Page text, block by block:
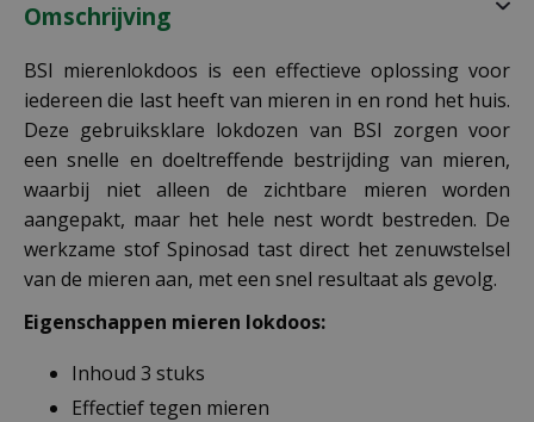
Omschrijving
BSI mierenlokdoos is een effectieve oplossing voor
iedereen die last heeft van mieren in en rond het huis.
Deze gebruiksklare lokdozen van BSI zorgen voor
een snelle en doeltreffende bestrijding van mieren,
waarbij niet alleen de zichtbare mieren worden
aangepakt, maar het hele nest wordt bestreden. De
werkzame stof Spinosad tast direct het zenuwstelsel
van de mieren aan, met een snel resultaat als gevolg.
Eigenschappen mieren lokdoos:
Inhoud 3 stuks
Effectief tegen mieren